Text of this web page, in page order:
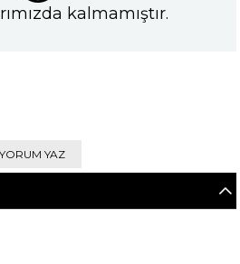
kalmamıştır.
YORUM YAZ